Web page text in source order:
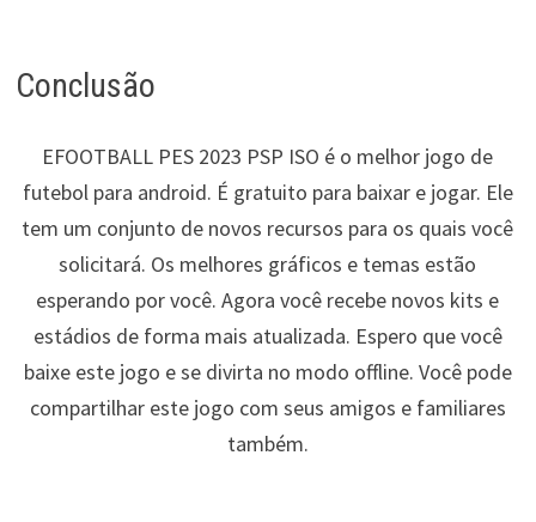
Conclusão
EFOOTBALL PES 2023 PSP ISO é o melhor jogo de
futebol para android. É gratuito para baixar e jogar. Ele
tem um conjunto de novos recursos para os quais você
solicitará. Os melhores gráficos e temas estão
esperando por você. Agora você recebe novos kits e
estádios de forma mais atualizada. Espero que você
baixe este jogo e se divirta no modo offline. Você pode
compartilhar este jogo com seus amigos e familiares
também.